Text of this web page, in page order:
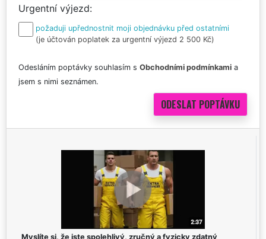
Urgentní výjezd
požaduji upřednostnit moji objednávku před ostatními
(je účtován poplatek za urgentní výjezd 2 500 Kč)
Odesláním poptávky souhlasím s Obchodními podmínkami a
jsem s nimi seznámen.
Myslíte si, že jste spolehlivý, zručný a fyzicky zdatný